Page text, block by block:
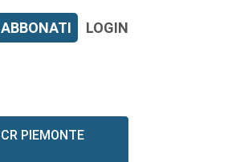
ABBONATI LOGIN
CR PIEMONTE